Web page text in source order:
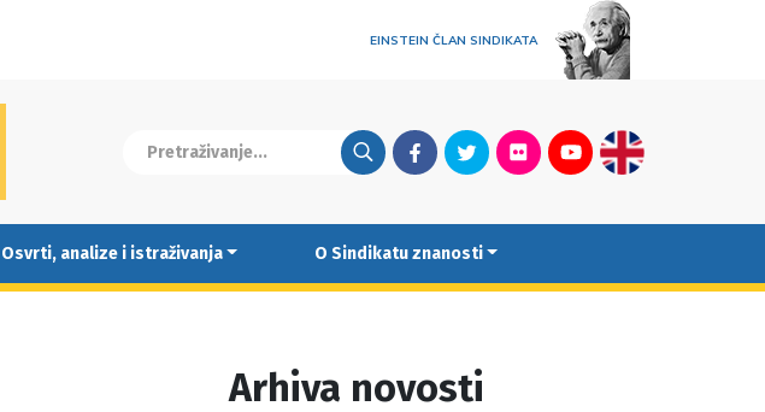
EINSTEIN ČLAN SINDIKATA
FacebookTwitterFlickrYoutubeEnglish
Osvrti, analize i istraživanja O Sindikatu znanosti
Arhiva novosti